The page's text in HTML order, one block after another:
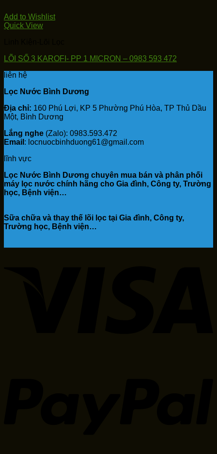
Add to Wishlist
Quick View
LÕI SỐ 3 KAROFI- PP 1 MICRON – 0983 593 472
liên hệ
Lọc Nước Bình Dương
Địa chỉ: 160 Phú Lợi, KP 5 Phường Phú Hòa, TP Thủ Dầu
Một, Bình Dương
Lắng nghe (Zalo): 0983.593.472
Email : locnuocbinhduong61@gmail.com
lĩnh vực
Lọc Nước Bình Dương chuyên mua bán và phân phối
máy lọc nước chính hãng cho Gia đình, Công ty, Trường
học, Bệnh viện…
Sữa chữa và thay thế lõi lọc tại Gia đình, Công ty,
Trường học, Bệnh viện…